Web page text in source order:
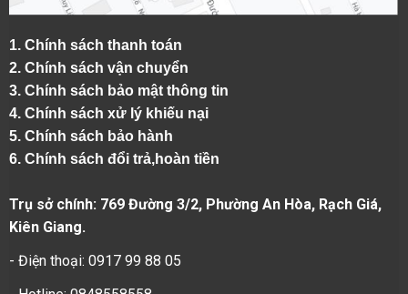
1. Chính sách thanh toán
2. Chính sách vận chuyển
3. Chính sách bảo mật thông tin
4. Chính sách xử lý khiếu nại
5. Chính sách bảo hành
6. Chính sách đổi trả,hoàn tiền
Trụ sở chính: 769 Đường 3/2, Phường An Hòa, Rạch Giá,
Kiên Giang.
- Điện thoại: 0917 99 88 05